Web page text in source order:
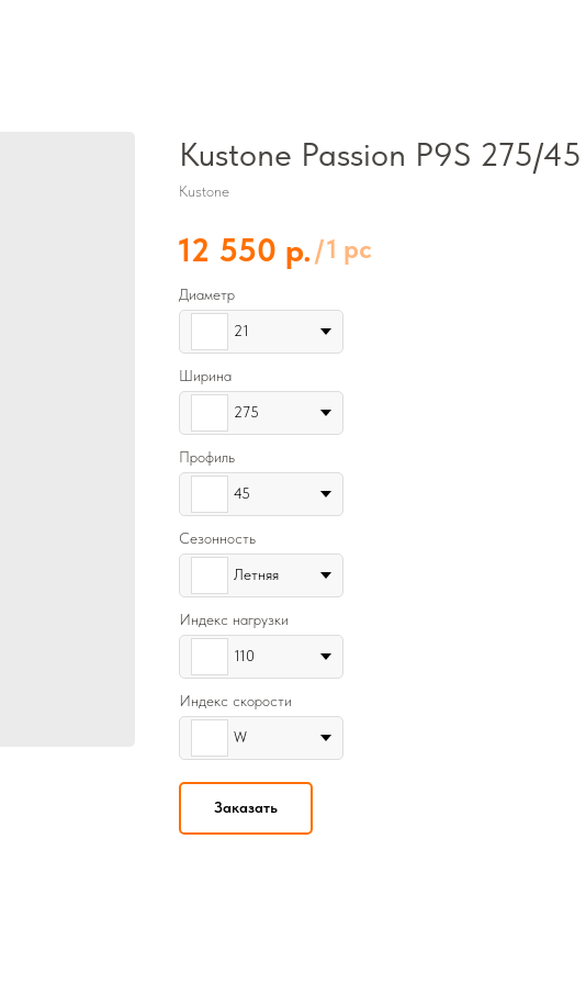
Kustone Passion P9S 275/45
Kustone
12 550 р. /1 pc
Диаметр
21
Ширина
275
Профиль
45
Сезонность
Летняя
Индекс нагрузки
110
Индекс скорости
W
Заказать